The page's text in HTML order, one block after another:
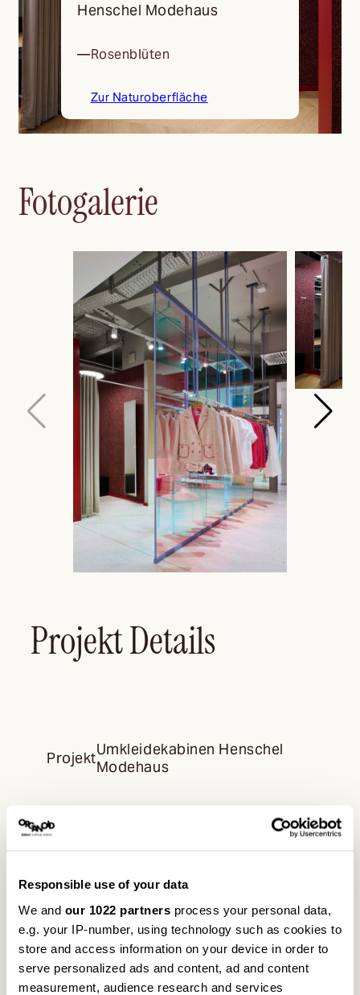
Responsible use of your data
We and our 1022 partners process your personal data,
e.g. your IP-number, using technology such as cookies to
store and access information on your device in order to
serve personalized ads and content, ad and content
measurement, audience research and services
Henschel Modehaus
—Rosenblüten
Zur Naturoberfläche
Fotogalerie
Projekt Details
ProjektUmkleidekabinen Henschel
Modehaus
Planung blocher partners